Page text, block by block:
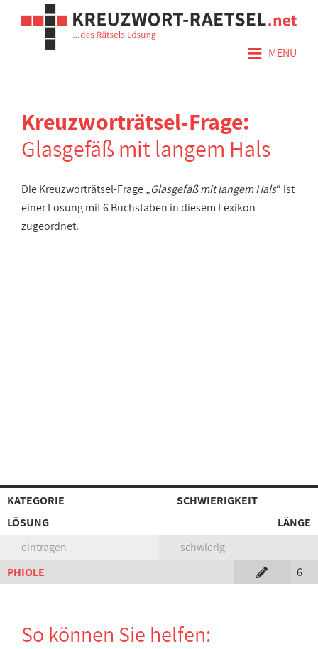
≡ MENÜ
Kreuzworträtsel-Frage:
Glasgefäß mit langem Hals
Die Kreuzworträtsel-Frage „Glasgefäß mit langem Hals“ ist
einer Lösung mit 6 Buchstaben in diesem Lexikon
zugeordnet.
KATEGORIE
SCHWIERIGKEIT
LÖSUNG
LÄNGE
eintragen
schwierig
PHIOLE
6
So können Sie helfen: